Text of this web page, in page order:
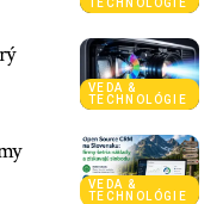
TECHNOLÓGIE
VEDA &
TECHNOLÓGIE
VEDA &
TECHNOLÓGIE